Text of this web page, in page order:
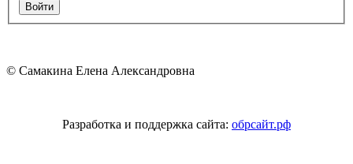
© Самакина Елена Александровна
Разработка и поддержка сайта: обрсайт.рф